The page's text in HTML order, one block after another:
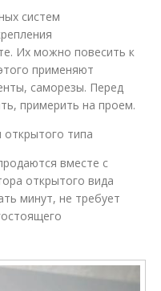
систем
Их можно повесить к
применяют
саморезы. Перед
примерить на проем.
типа
вместе с
открытого вида
минут, не требует